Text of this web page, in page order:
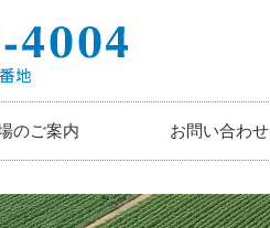
のご案内 お問い合わせ